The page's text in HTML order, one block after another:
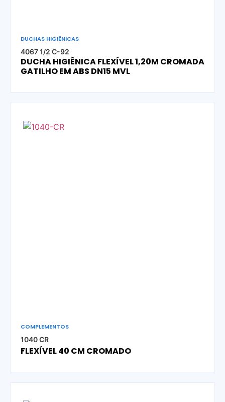
DUCHAS HIGIÊNICAS
4067 1/2 C-92
DUCHA HIGIÊNICA FLEXÍVEL 1,20M CROMADA
GATILHO EM ABS DN15 MVL
COMPLEMENTOS
1040 CR
FLEXÍVEL 40 CM CROMADO